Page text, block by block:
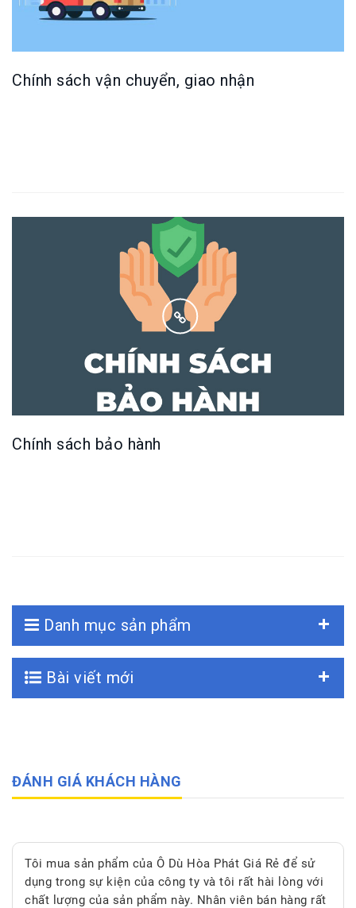
Chính sách vận chuyển, giao nhận
Chính sách bảo hành
Danh mục sản phẩm
Bài viết mới
ĐÁNH GIÁ KHÁCH HÀNG
Tôi mua sản phẩm của Ô Dù Hòa Phát Giá Rẻ để sử
dụng trong sự kiện của công ty và tôi rất hài lòng với
chất lượng của sản phẩm này. Nhân viên bán hàng rất